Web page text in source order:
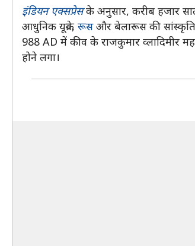
इंडियन एक्सप्रेसके अनुसार, करीब हजार
आधुनिक यूक्रेन, रूसऔर बेलारूस की
988 AD में कीव के राजकुमार व्लादिमीर
होने लगा।